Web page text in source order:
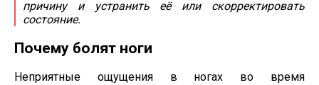
причину и устранить её или скорректировать
состояние.
Почему болят ноги
Неприятные ощущения в ногах во время